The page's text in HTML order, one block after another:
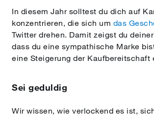
In diesem Jahr solltest du dich auf
konzentrieren, die sich um das
Twitter drehen. Damit zeigst du
dass du eine sympathische Marke
eine Steigerung der Kaufbereitschaft
Sei geduldig
Wir wissen, wie verlockend es ist,